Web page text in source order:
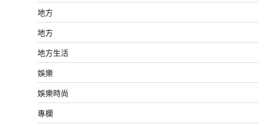
地方
地方
地方生活
娛樂
娛樂時尚
專欄